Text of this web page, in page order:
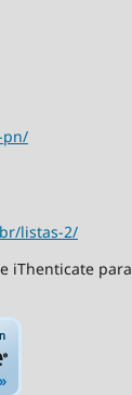
pn/
listas-2/
iThenticate